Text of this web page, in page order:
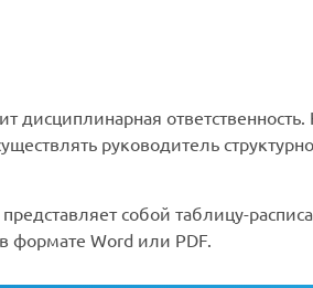
ответственность.
руководитель
собой таблицу-
формате Word или PDF.